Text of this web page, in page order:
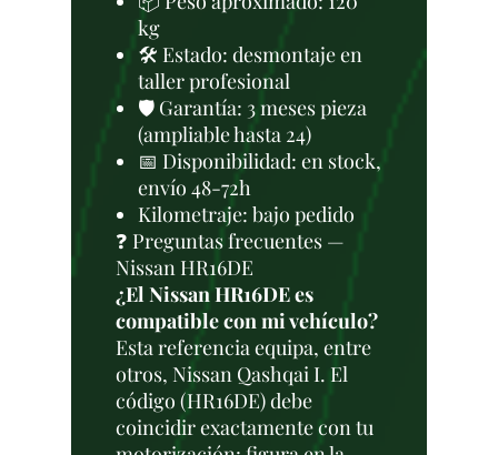
kg
🛠 Estado: desmontaje en
taller profesional
🛡️ Garantía: 3 meses pieza
(ampliable hasta 24)
📅 Disponibilidad: en stock,
envío 48-72h
Kilometraje: bajo pedido
❓ Preguntas frecuentes —
Nissan HR16DE
¿El Nissan HR16DE es
compatible con mi vehículo?
Esta referencia equipa, entre
otros, Nissan Qashqai I. El
código (HR16DE) debe
coincidir exactamente con tu